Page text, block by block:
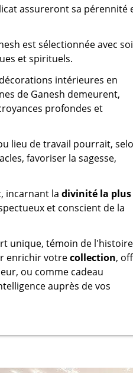
assureront sa pérennité
est sélectionnée avec
et spirituels.
intérieures en
de Ganesh demeurent,
profondes et
lieu de travail pourrait,
favoriser la sagesse,
incarnant la divinité la plus
et conscient de la
unique, témoin de
enrichir votrecollection,
ou comme cadeau
auprès de vos